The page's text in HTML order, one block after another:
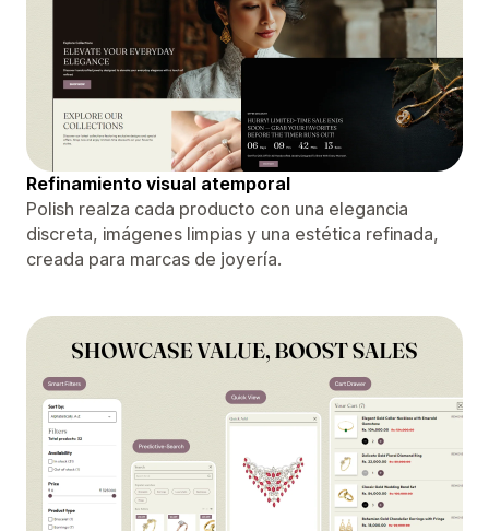
Refinamiento visual atemporal
Polish realza cada producto con una elegancia
discreta, imágenes limpias y una estética refinada,
creada para marcas de joyería.